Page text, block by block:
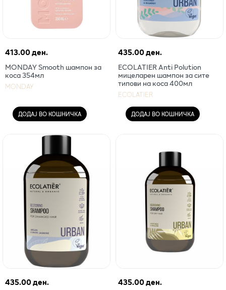
413.00 ден.
MONDAY Smooth шампон за
коса 354мл
MONDAY
ДОДАЈ ВО КОШНИЧКА
435.00 ден.
ECOLATIER Anti Polution
мицеларен шампон за сите
типови на коса 400мл
ECOLATIER
ДОДАЈ ВО КОШНИЧКА
435.00 ден. 435.00 ден.